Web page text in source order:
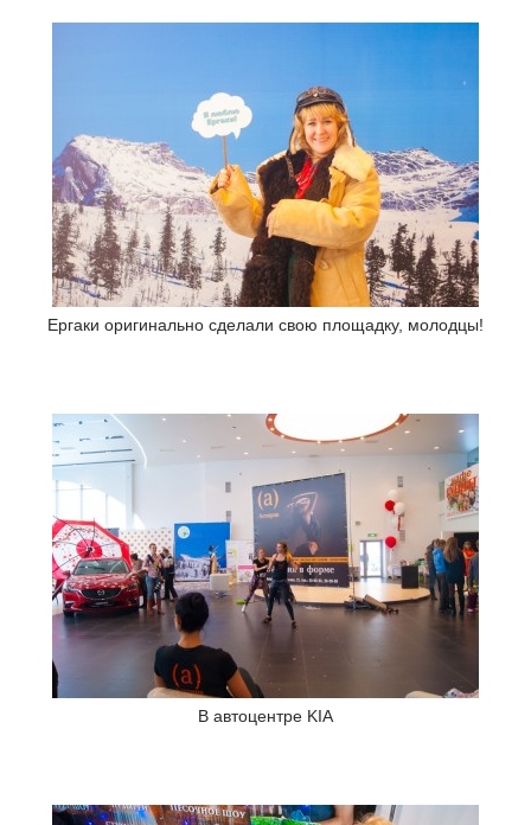
Ергаки оригинально сделали свою площадку, молодцы!
В автоцентре KIA